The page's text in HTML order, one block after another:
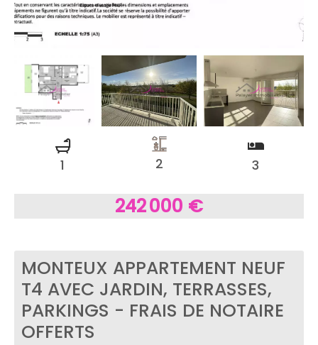
1 2 3
242 000 €
MONTEUX APPARTEMENT NEUF
T4 AVEC JARDIN, TERRASSES,
PARKINGS - FRAIS DE NOTAIRE
OFFERTS